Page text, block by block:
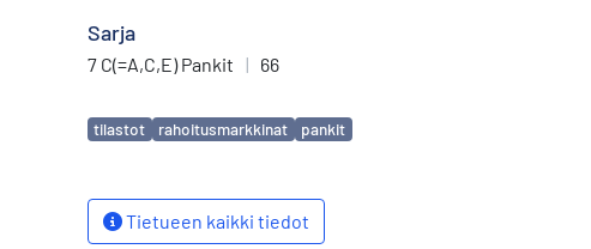
Sarja
7 C(=A,C,E) Pankit | 66
Avainsanat
tilastot rahoitusmarkkinat pankit
Tietueen kaikki tiedot